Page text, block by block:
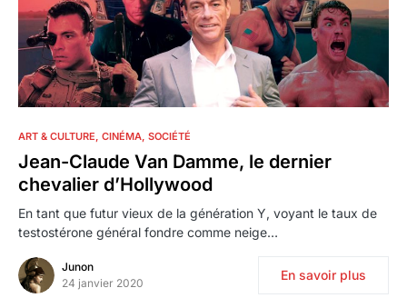
ART & CULTURE CINÉMA SOCIÉTÉ
Jean-Claude Van Damme, le dernier
chevalier d’Hollywood
En tant que futur vieux de la génération Y, voyant le taux de
testostérone général fondre comme neige…
Junon
24 janvier 2020
En savoir plus